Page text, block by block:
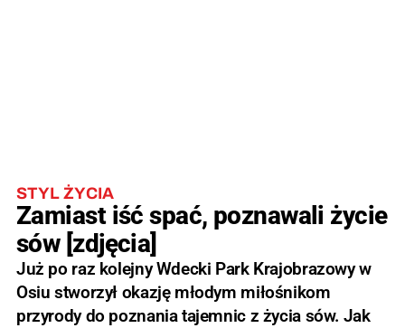
STYL ŻYCIA
Zamiast iść spać, poznawali życie
sów [zdjęcia]
Już po raz kolejny Wdecki Park Krajobrazowy w
Osiu stworzył okazję młodym miłośnikom
przyrody do poznania tajemnic z życia sów. Jak